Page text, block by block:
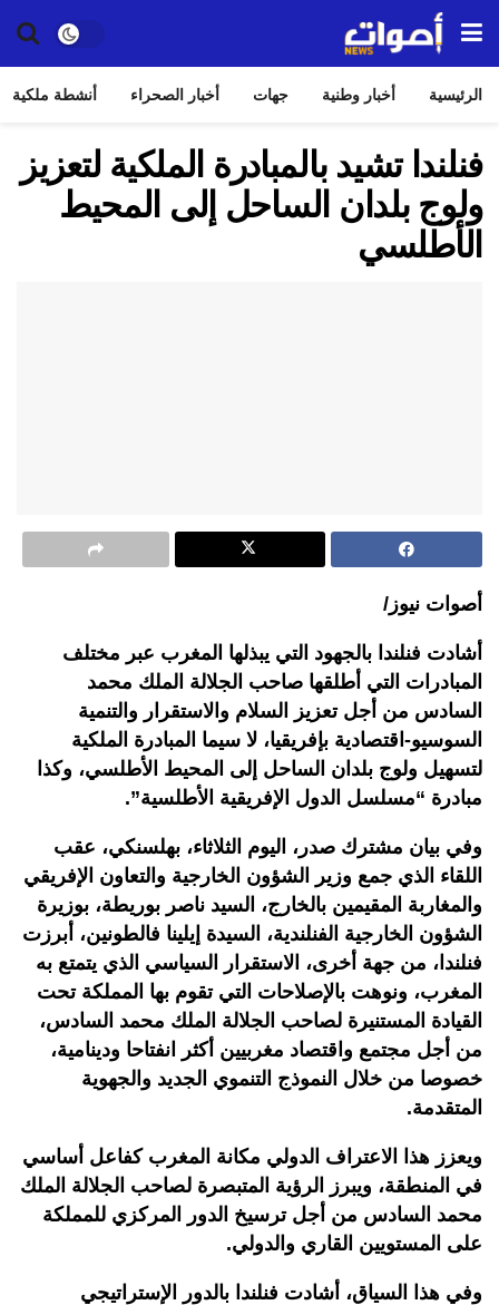
الرئيسية أخبار وطنية جهات أخبار الصحراء أنشطة ملكية
فنلندا تشيد بالمبادرة الملكية لتعزيز
ولوج بلدان الساحل إلى المحيط
الأطلسي
أصوات نيوز/
أشادت فنلندا بالجهود التي يبذلها المغرب عبر مختلف
المبادرات التي أطلقها صاحب الجلالة الملك محمد
السادس من أجل تعزيز السلام والاستقرار والتنمية
السوسيو-اقتصادية بإفريقيا، لا سيما المبادرة الملكية
لتسهيل ولوج بلدان الساحل إلى المحيط الأطلسي، وكذا
مبادرة “مسلسل الدول الإفريقية الأطلسية”.
وفي بيان مشترك صدر، اليوم الثلاثاء، بهلسنكي، عقب
اللقاء الذي جمع وزير الشؤون الخارجية والتعاون الإفريقي
والمغاربة المقيمين بالخارج، السيد ناصر بوريطة، بوزيرة
الشؤون الخارجية الفنلندية، السيدة إيلينا فالطونين، أبرزت
فنلندا، من جهة أخرى، الاستقرار السياسي الذي يتمتع به
المغرب، ونوهت بالإصلاحات التي تقوم بها المملكة تحت
القيادة المستنيرة لصاحب الجلالة الملك محمد السادس،
من أجل مجتمع واقتصاد مغربيين أكثر انفتاحا ودينامية،
خصوصا من خلال النموذج التنموي الجديد والجهوية
المتقدمة.
ويعزز هذا الاعتراف الدولي مكانة المغرب كفاعل أساسي
في المنطقة، ويبرز الرؤية المتبصرة لصاحب الجلالة الملك
محمد السادس من أجل ترسيخ الدور المركزي للمملكة
على المستويين القاري والدولي.
وفي هذا السياق، أشادت فنلندا بالدور الإستراتيجي